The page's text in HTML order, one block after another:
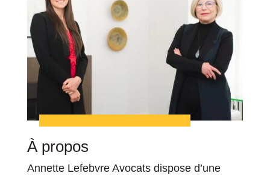
À propos
Annette Lefebvre Avocats dispose d’une